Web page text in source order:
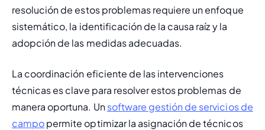
resolución de estos problemas requiere un enfoque
sistemático, la identificación de la causa raíz y la
adopción de las medidas adecuadas.
La coordinación eficiente de las intervenciones
técnicas es clave para resolver estos problemas de
manera oportuna. Un software gestión de servicios de
campo permite optimizar la asignación de técnicos